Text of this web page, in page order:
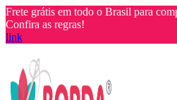
Frete grátis em todo o Brasil para
Confira as regras!
link